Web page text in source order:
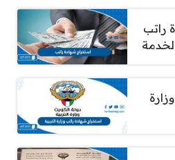
راتب